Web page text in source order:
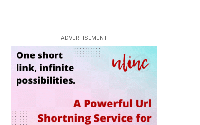
- ADVERTISEMENT -